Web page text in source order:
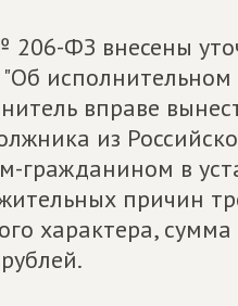
ФЗ внесены
исполнительном
вправе
из
гражданином в
причин
характера,